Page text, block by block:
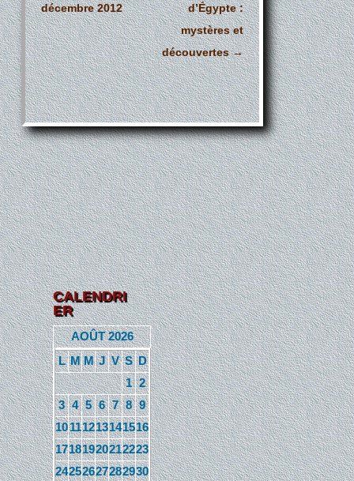
des
articles
décembre 2012
d’Égypte :
mystères et
découvertes→
CALENDRI
ER
AOÛT 2026
L M M J V S D
1 2
3 4 5 6 7 8 9
10111213141516
17181920212223
24252627282930